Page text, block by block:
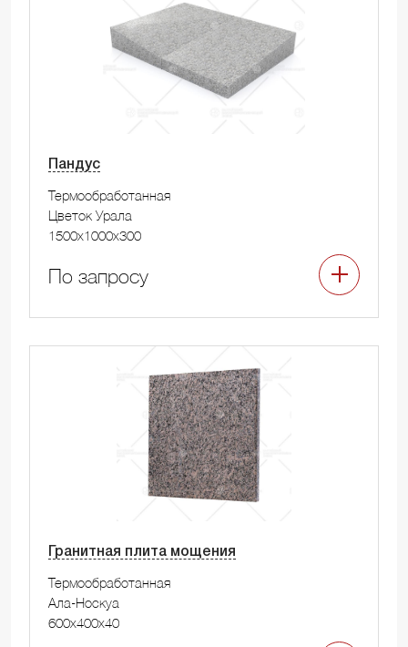
Пандус
Термообработанная
Цветок Урала
1500x1000x300
По запросу
Гранитная плита мощения
Термообработанная
Ала-Носкуа
600x400x40